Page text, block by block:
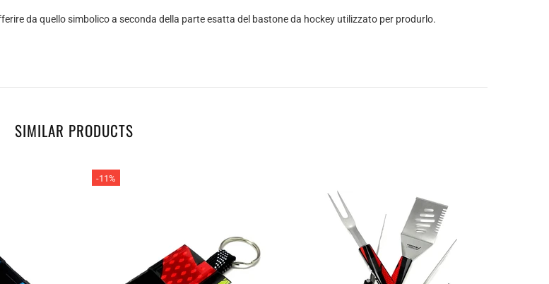
da quello simbolico a seconda della parte esatta del bastone da hockey utilizzato per produrlo.
SIMILAR PRODUCTS
-11%